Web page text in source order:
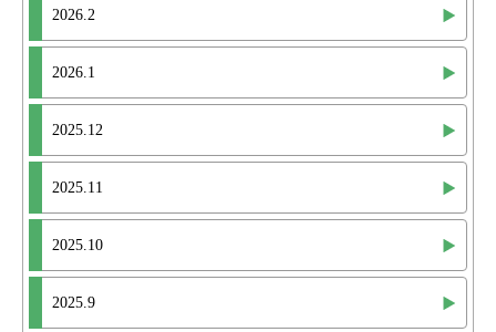
2026.2
2026.1
2025.12
2025.11
2025.10
2025.9